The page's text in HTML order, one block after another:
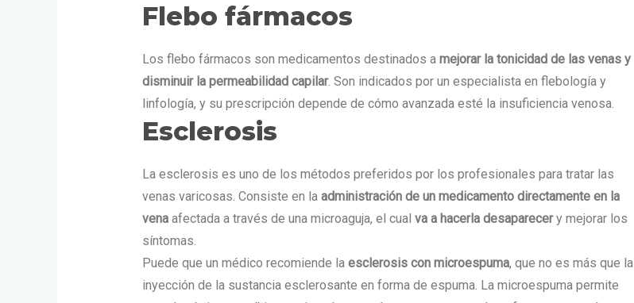
Flebo fármacos
Los flebo fármacos son medicamentos destinados a mejorar la tonicidad de las venas y
disminuir la permeabilidad capilar. Son indicados por un especialista en flebología y
linfología, y su prescripción depende de cómo avanzada esté la insuficiencia venosa.
Esclerosis
La esclerosis es uno de los métodos preferidos por los profesionales para tratar las
venas varicosas. Consiste en la administración de un medicamento directamente en la
venaafectada a través de una microaguja, el cual va a hacerla desaparecery mejorar los
síntomas.
Puede que un médico recomiende la esclerosis con microespuma, que no es más que la
inyección de la sustancia esclerosante en forma de espuma. La microespuma permite